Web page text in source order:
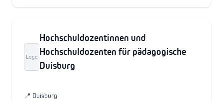
Logo
Hochschuldozentinnen und
Hochschuldozenten für pädagogische
Duisburg
📍 Duisburg